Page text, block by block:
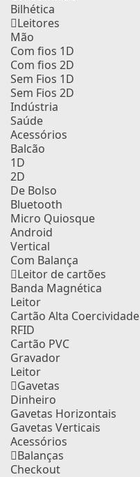
Bilhética
Leitores
Mão
Com fios 1D
Com fios 2D
Sem Fios 1D
Sem Fios 2D
Indústria
Saúde
Acessórios
Balcão
1D
2D
De Bolso
Bluetooth
Micro Quiosque
Android
Vertical
Com Balança
Leitor de cartões
Banda Magnética
Leitor
Cartão Alta Coercividade
RFID
Cartão PVC
Gravador
Leitor
Gavetas
Dinheiro
Gavetas Horizontais
Gavetas Verticais
Acessórios
Balanças
Checkout